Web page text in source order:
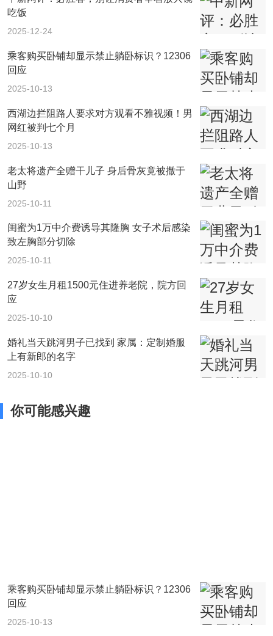
吃饭
2025-12-24
乘客购买卧铺却显示禁止躺卧标识？12306
回应
2025-10-13
西湖边拦阻路人要求对方观看不雅视频！男
网红被判七个月
2025-10-13
老太将遗产全赠干儿子 身后骨灰竟被撒于
山野
2025-10-11
闺蜜为1万中介费诱导其隆胸 女子术后感染
致左胸部分切除
2025-10-11
27岁女生月租1500元住进养老院，院方回
应
2025-10-10
婚礼当天跳河男子已找到 家属：定制婚服
上有新郎的名字
2025-10-10
你可能感兴趣
乘客购买卧铺却显示禁止躺卧标识？12306
回应
2025-10-13